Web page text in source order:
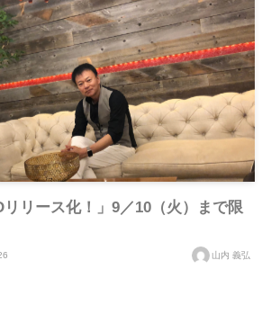
リース化！」9／10（火）まで限
山内 義弘